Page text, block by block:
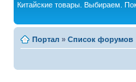
Китайские товары. Выбираем.
Портал » Список форумов